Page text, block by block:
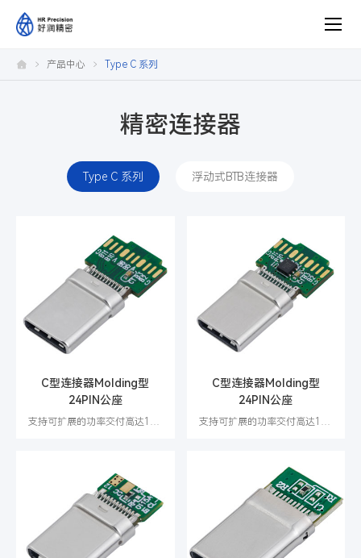
产品中心 Type C 系列
精密连接器
Type C 系列 浮动式BTB连接器
C型连接器Molding型
24PIN公座
C型连接器Molding型
24PIN公座